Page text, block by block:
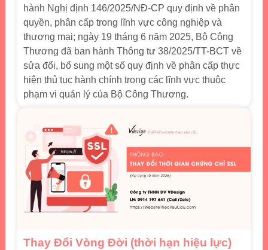
hành Nghị định 146/2025/NĐ-CP quy định về phân
quyền, phân cấp trong lĩnh vực công nghiệp và
thương mại; ngày 19 tháng 6 năm 2025, Bộ Công
Thương đã ban hành Thông tư 38/2025/TT-BCT về
sửa đổi, bổ sung một số quy định về phân cấp thực
hiện thủ tục hành chính trong các lĩnh vực thuộc
phạm vi quản lý của Bộ Công Thương.
Thay Đổi Vòng Đời (thời hạn hiệu lực)